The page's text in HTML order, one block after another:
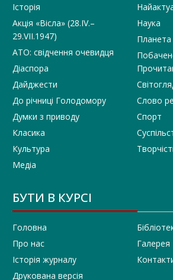
Історія
Акція «Вісла» (28.IV.–
29.VII.1947)
АТО: свідчення очевидця
Діаспора
Дайджести
До річниці Голодомору
Думки з приводу
Класика
Культура
Медіа
Наука
Планета
Слово
Спорт
БУТИ В КУРСІ
Головна
Про нас
Історія журналу
Друкована версія
Галерея